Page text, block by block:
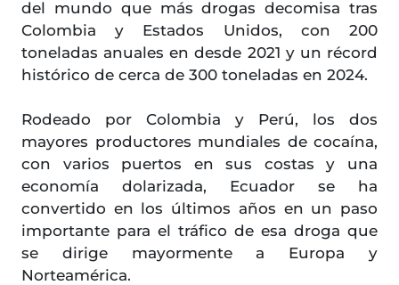
del mundo que más drogas decomisa tras
Colombia y Estados Unidos, con 200
toneladas anuales en desde 2021 y un récord
histórico de cerca de 300 toneladas en 2024.
Rodeado por Colombia y Perú, los dos
mayores productores mundiales de cocaína,
con varios puertos en sus costas y una
economía dolarizada, Ecuador se ha
convertido en los últimos años en un paso
importante para el tráfico de esa droga que
se dirige mayormente a Europa y
Norteamérica.